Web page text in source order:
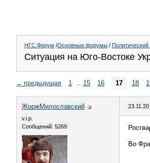
НГС.Форум /Основные форумы /
Ситуация на Юго-Востоке
← предыдущая 1 .. 15 16 17 18
ЖоржМилославский
v.i.p.
Сообщений: 5269
Во